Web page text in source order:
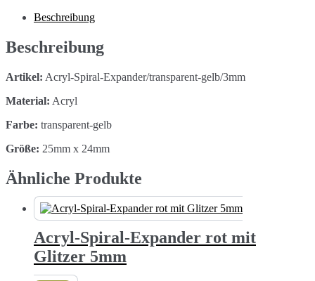
transparent-
4mm
Menge
Beschreibung
Beschreibung
Artikel: Acryl-Spiral-Expander/transparent-gelb/3mm
Material: Acryl
Farbe: transparent-gelb
Größe: 25mm x 24mm
Ähnliche Produkte
Acryl-Spiral-Expander rot mit
Glitzer 5mm